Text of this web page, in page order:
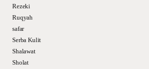
Rezeki
Ruqyah
safar
Serba Kulit
Shalawat
Sholat